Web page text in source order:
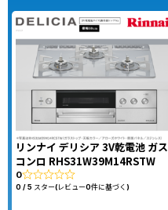
リンナイ デリシア 3V乾電池 ガス
コンロ RHS31W39M14RSTW
0
0 / 5 スター(レビュー0件に基づく)